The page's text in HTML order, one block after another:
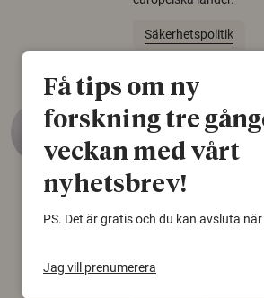
Säkerhetspolitik
Gammalt
äldsta sko
björnfäll visar sig vara
Norden.
Få tips om ny
forskning tre
veckan med vårt
nyhetsbrev!
PS. Det är gratis och du kan avsluta när
Jag vill prenumerera